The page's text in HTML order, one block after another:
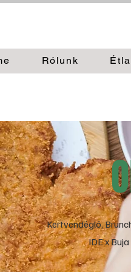
Rólunk
Kertvendégló,
IDE x